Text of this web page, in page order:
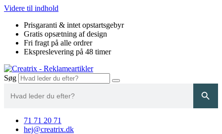
Videre til indhold
Prisgaranti & intet opstartsgebyr
Gratis opsætning af design
Fri fragt på alle ordrer
Ekspreslevering på 48 timer
Søg
for:
71 71 20 71
hej@creatrix.dk